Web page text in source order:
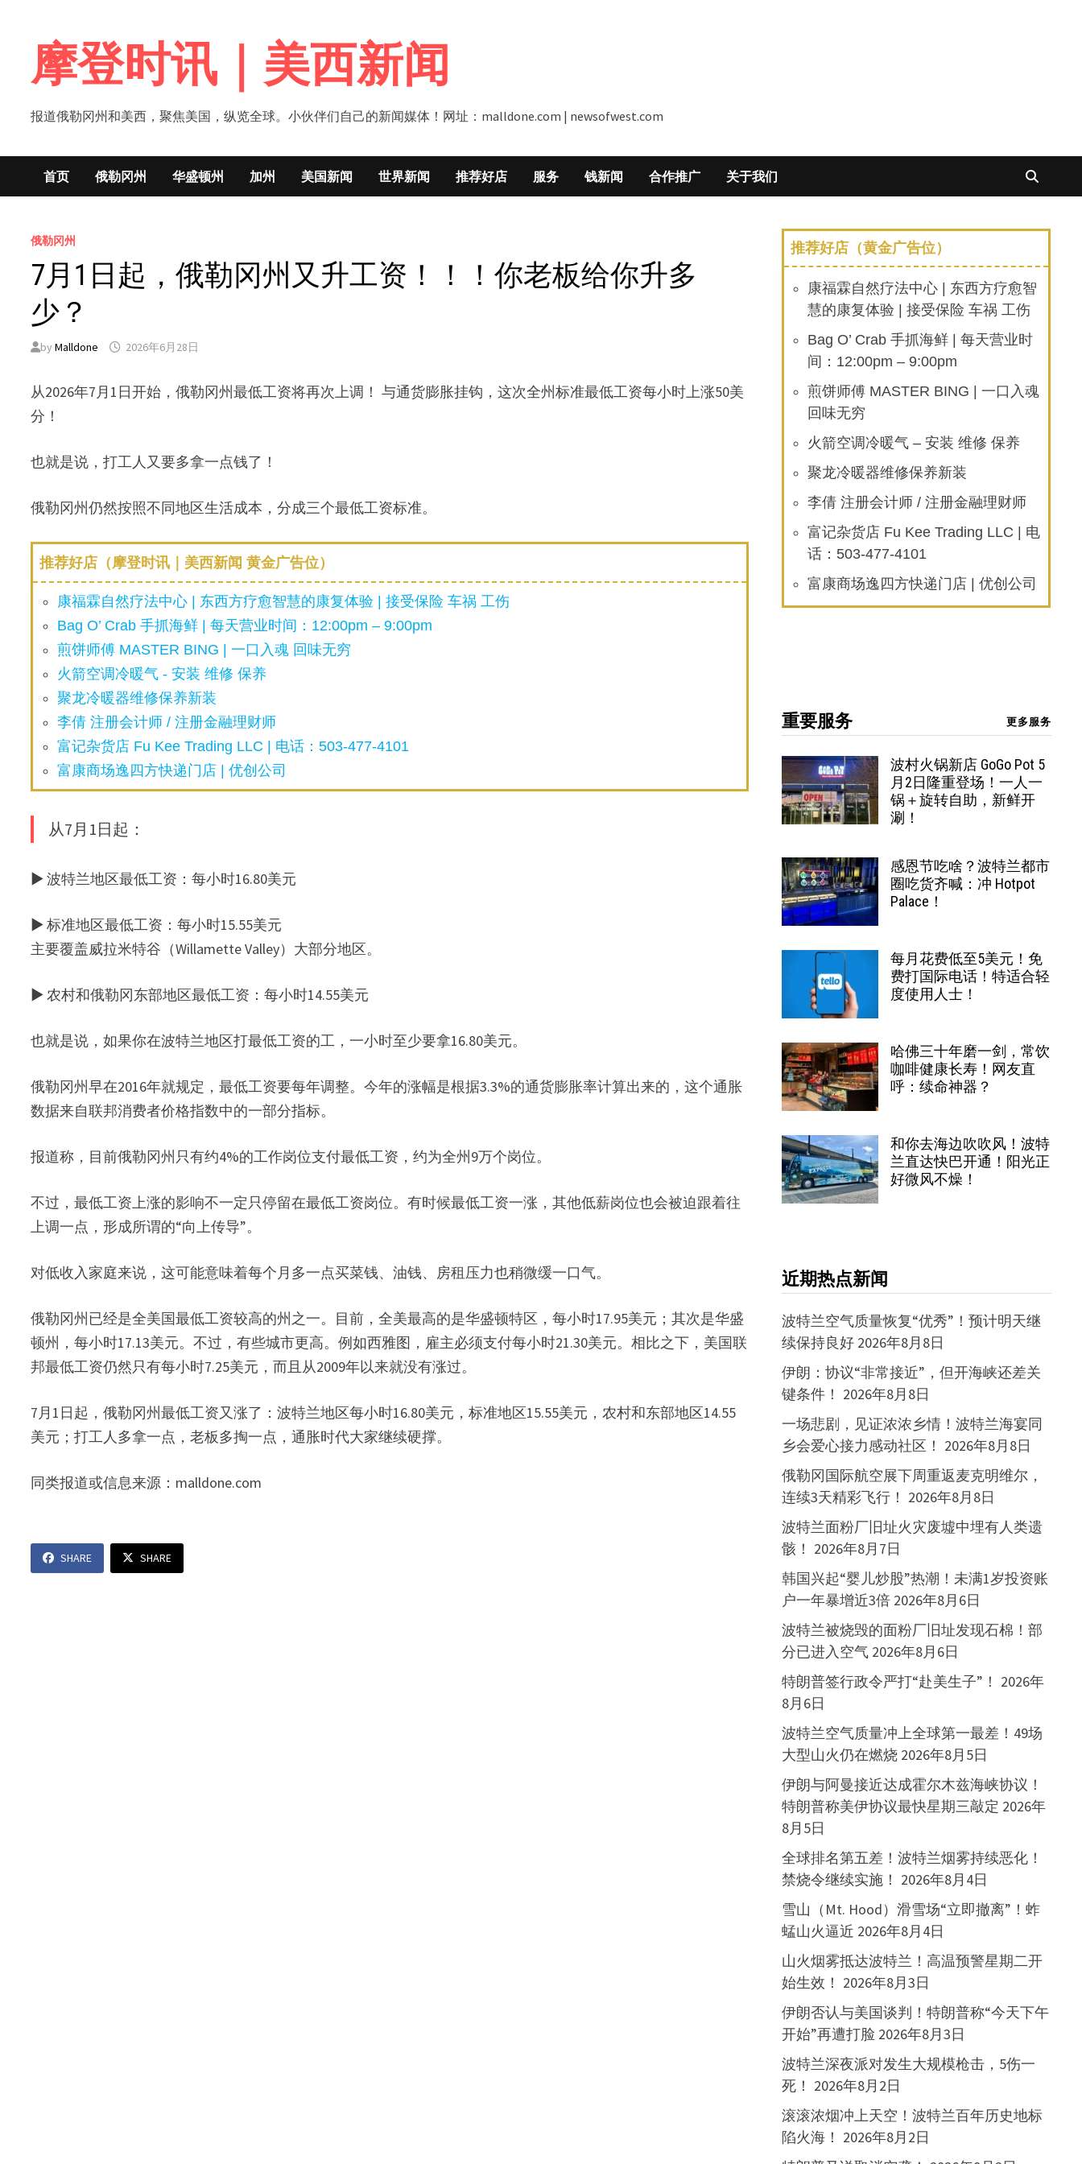
content摩登时讯｜美西新闻
报道俄勒冈州和美西，聚焦美国，纵览全球。小伙伴们自己的新闻媒体！网址：malldone.com | newsofwest.com
首页 俄勒冈州 华盛顿州 加州 美国新闻 世界新闻 推荐好店 服务 钱新闻 合作推广 关于我们
俄勒冈州
7月1日起，俄勒冈州又升工资！！！你老板给你升多
少？
byMalldone 2026年6月28日
从2026年7月1日开始，俄勒冈州最低工资将再次上调！ 与通货膨胀挂钩，这次全州标准最低工资每小时上涨50美
分！
也就是说，打工人又要多拿一点钱了！
俄勒冈州仍然按照不同地区生活成本，分成三个最低工资标准。
推荐好店（摩登时讯｜美西新闻 黄金广告位）
康福霖自然疗法中心 | 东西方疗愈智慧的康复体验 | 接受保险 车祸 工伤
Bag O’ Crab 手抓海鲜 | 每天营业时间：12:00pm – 9:00pm
煎饼师傅 MASTER BING | 一口入魂 回味无穷
火箭空调冷暖气 - 安装 维修 保养
聚龙冷暖器维修保养新装
李倩 注册会计师 / 注册金融理财师
富记杂货店 Fu Kee Trading LLC | 电话：503-477-4101
富康商场逸四方快递门店 | 优创公司
从7月1日起：
▶ 波特兰地区最低工资：每小时16.80美元
▶ 标准地区最低工资：每小时15.55美元
主要覆盖威拉米特谷（Willamette Valley）大部分地区。
▶ 农村和俄勒冈东部地区最低工资：每小时14.55美元
也就是说，如果你在波特兰地区打最低工资的工，一小时至少要拿16.80美元。
俄勒冈州早在2016年就规定，最低工资要每年调整。今年的涨幅是根据3.3%的通货膨胀率计算出来的，这个通胀
数据来自联邦消费者价格指数中的一部分指标。
报道称，目前俄勒冈州只有约4%的工作岗位支付最低工资，约为全州9万个岗位。
不过，最低工资上涨的影响不一定只停留在最低工资岗位。有时候最低工资一涨，其他低薪岗位也会被迫跟着往
上调一点，形成所谓的“向上传导”。
对低收入家庭来说，这可能意味着每个月多一点买菜钱、油钱、房租压力也稍微缓一口气。
俄勒冈州已经是全美国最低工资较高的州之一。目前，全美最高的是华盛顿特区，每小时17.95美元；其次是华盛
顿州，每小时17.13美元。不过，有些城市更高。例如西雅图，雇主必须支付每小时21.30美元。相比之下，美国联
邦最低工资仍然只有每小时7.25美元，而且从2009年以来就没有涨过。
7月1日起，俄勒冈州最低工资又涨了：波特兰地区每小时16.80美元，标准地区15.55美元，农村和东部地区14.55
美元；打工人多拿一点，老板多掏一点，通胀时代大家继续硬撑。
同类报道或信息来源：malldone.com
SHARE SHARE
推荐好店（黄金广告位）
康福霖自然疗法中心 | 东西方疗愈智
慧的康复体验 | 接受保险 车祸 工伤
Bag O’ Crab 手抓海鲜 | 每天营业时
间：12:00pm – 9:00pm
煎饼师傅 MASTER BING | 一口入魂
回味无穷
火箭空调冷暖气 – 安装 维修 保养
聚龙冷暖器维修保养新装
李倩 注册会计师 / 注册金融理财师
富记杂货店 Fu Kee Trading LLC | 电
话：503-477-4101
富康商场逸四方快递门店 | 优创公司
重要服务 更多服务
波村火锅新店 GoGo Pot 5
月2日隆重登场！一人一
锅＋旋转自助，新鲜开
涮！
感恩节吃啥？波特兰都市
圈吃货齐喊：冲 Hotpot
Palace！
每月花费低至5美元！免
费打国际电话！特适合轻
度使用人士！
哈佛三十年磨一剑，常饮
咖啡健康长寿！网友直
呼：续命神器？
和你去海边吹吹风！波特
兰直达快巴开通！阳光正
好微风不燥！
近期热点新闻
波特兰空气质量恢复“优秀”！预计明天继
续保持良好 2026年8月8日
伊朗：协议“非常接近”，但开海峡还差关
键条件！ 2026年8月8日
一场悲剧，见证浓浓乡情！波特兰海宴同
乡会爱心接力感动社区！ 2026年8月8日
俄勒冈国际航空展下周重返麦克明维尔，
连续3天精彩飞行！ 2026年8月8日
波特兰面粉厂旧址火灾废墟中埋有人类遗
骸！ 2026年8月7日
韩国兴起“婴儿炒股”热潮！未满1岁投资账
户一年暴增近3倍 2026年8月6日
波特兰被烧毁的面粉厂旧址发现石棉！部
分已进入空气 2026年8月6日
特朗普签行政令严打“赴美生子”！ 2026年
8月6日
波特兰空气质量冲上全球第一最差！49场
大型山火仍在燃烧 2026年8月5日
伊朗与阿曼接近达成霍尔木兹海峡协议！
特朗普称美伊协议最快星期三敲定 2026年
8月5日
全球排名第五差！波特兰烟雾持续恶化！
禁烧令继续实施！ 2026年8月4日
雪山（Mt. Hood）滑雪场“立即撤离”！蚱
蜢山火逼近 2026年8月4日
山火烟雾抵达波特兰！高温预警星期二开
始生效！ 2026年8月3日
伊朗否认与美国谈判！特朗普称“今天下午
开始”再遭打脸 2026年8月3日
波特兰深夜派对发生大规模枪击，5伤一
死！ 2026年8月2日
滚滚浓烟冲上天空！波特兰百年历史地标
陷火海！ 2026年8月2日